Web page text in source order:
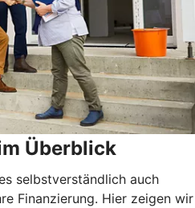
Überblick
selbstverständlich auch
Finanzierung. Hier zeigen wir